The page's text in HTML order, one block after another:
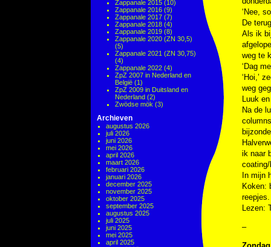
Zappanale 2015 (10)
Zappanale 2016 (9)
Zappanale 2017 (7)
Zappanale 2018 (4)
Zappanale 2019 (8)
Zappanale 2020 (ZN 30,5)
(5)
Zappanale 2021 (ZN 30,75)
(4)
Zappanale 2022 (4)
ZpZ 2007 in Nederland en
België (1)
ZpZ 2009 in Duitsland en
Nederland (2)
Zwödse mök (3)
Archieven
augustus 2026
juli 2026
juni 2026
mei 2026
april 2026
maart 2026
februari 2026
januari 2026
december 2025
november 2025
oktober 2025
september 2025
augustus 2025
juli 2025
juni 2025
mei 2025
april 2025
‘Nee,
De
Als ik
weg te
‘Dag
‘Hoi,’
weg
Luuk
Na de
ik naar
In mijn
Koken:
reepjes.
Lezen:
–